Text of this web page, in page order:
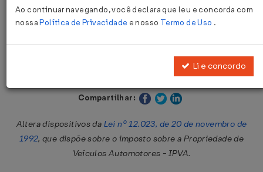
Lei nº 12.659 de 27/12/1996
Publicado no DOE - CE em 30 dez 1996
Compartilhar:
Altera dispositivos da Lei nº 12.023, de 20 de novembro de
1992, que dispõe sobre o imposto sobre a Propriedade de
Veículos Automotores - IPVA.
Ao continuar navegando, você declara que leu e concorda com
nossaPolítica de Privacidade e nosso Termo de Uso .
Li e concordo